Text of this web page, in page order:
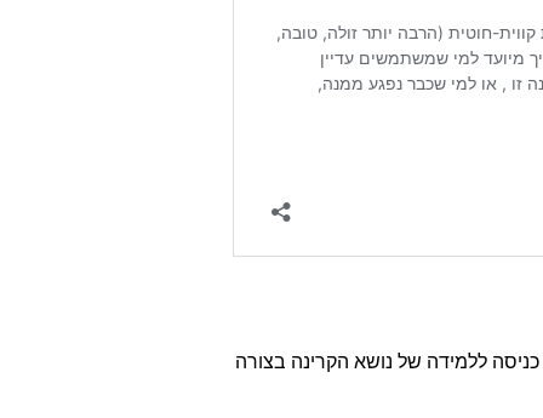
ללמידה של נושא הקרינה בצורה